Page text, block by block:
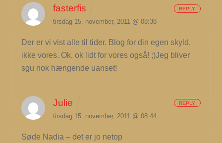
fasterfis
tirsdag 15. november, 2011 @ 08:38
Der er vi vist alle til tider. Blog for din egen skyld,
ikke vores. Ok, ok lidt for vores også! ;)Jeg bliver
sgu nok hængende uanset!
REPLY
Julie
tirsdag 15. november, 2011 @ 08:44
Søde Nadia – det er jo netop
REPLY